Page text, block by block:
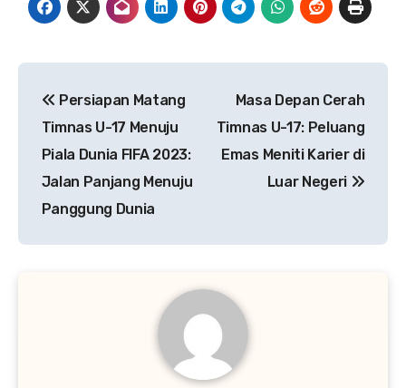
pos
Persiapan Matang
Timnas U-17 Menuju
Piala Dunia FIFA 2023:
Jalan Panjang Menuju
Panggung Dunia
Masa Depan Cerah
Timnas U-17: Peluang
Emas Meniti Karier di
Luar Negeri